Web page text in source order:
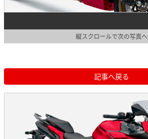
縦スクロールで次の写真へ
記事へ戻る